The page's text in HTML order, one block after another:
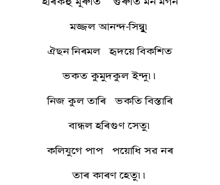
মজ্জল আনন্দ-সিন্বুূ৷
ঐছন নিৰমল হৃদয়ে বিকশিত
ভকত কুমুদকুল ইন্দু৷৷
নিজ কুল তাৰি ভকতি বিস্তাৰি
বান্ধল হৰিগুণ সেতু৷
কলিযুগে পাপ পয়োধি সৱ নৰ
তাৰ কাৰণ হেতু৷৷